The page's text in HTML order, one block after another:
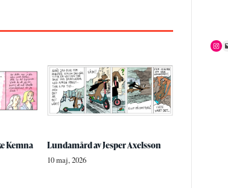
Kemna Lundamård av Jesper Axelsson
10 maj, 2026